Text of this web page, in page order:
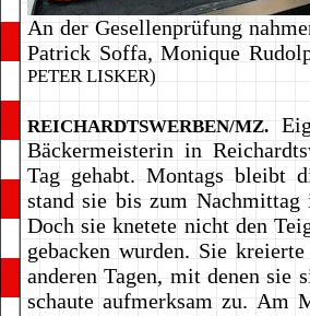
An der Gesellenprüfung
Patrick Soffa, Monique
PETER LISKER)
REICHARDTSWERBEN/MZ.
Bäckermeisterin in
Tag gehabt. Montags bleibt
stand sie bis zum
Doch sie knetete nicht den
gebacken wurden. Sie
anderen Tagen, mit denen sie
schaute aufmerksam zu. Am